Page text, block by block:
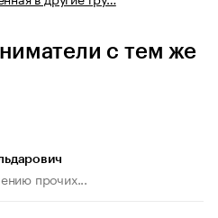
с тем же
прочих...